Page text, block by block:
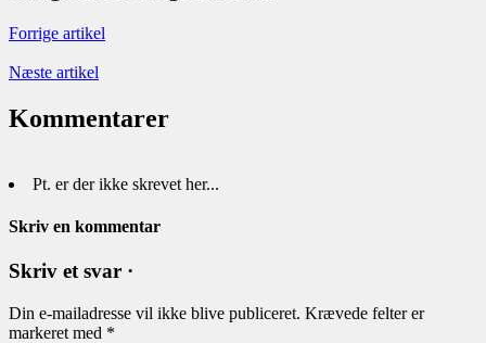
Forrige artikel
Næste artikel
Kommentarer
Pt. er der ikke skrevet her...
Skriv en kommentar
Skriv et svar ·
Din e-mailadresse vil ikke blive publiceret. Krævede felter er
markeret med *